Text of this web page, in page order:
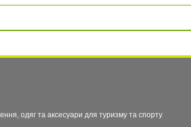
одяг та аксесуари для туризму та спорту